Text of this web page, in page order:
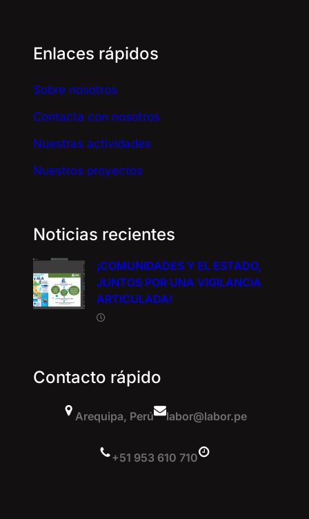
Enlaces rápidos
Sobre nosotros
Contacta con nosotros
Nuestras actividades
Nuestros proyectos
Noticias recientes
¡COMUNIDADES Y EL ESTADO,
JUNTOS POR UNA VIGILANCIA
ARTICULADA!
Contacto rápido
Arequipa, Perú labor@labor.pe
+51 953 610 710